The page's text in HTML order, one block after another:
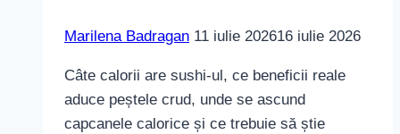
Marilena Badragan 11 iulie 202616 iulie 2026
Câte calorii are sushi-ul, ce beneficii reale
aduce peștele crud, unde se ascund
capcanele calorice și ce trebuie să știe